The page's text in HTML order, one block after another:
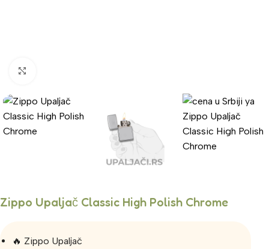
Zippo Upaljač Classic High Polish Chrome
🔥 Zippo Upaljač